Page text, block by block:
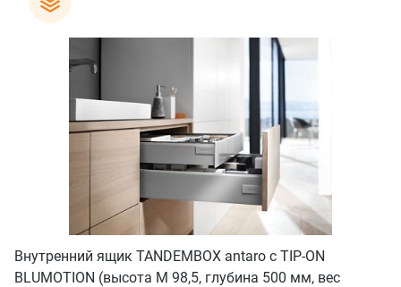
Внутренний ящик TANDEMBOX antaro с TIP-ON
BLUMOTION (высота М 98,5, глубина 500 мм, вес